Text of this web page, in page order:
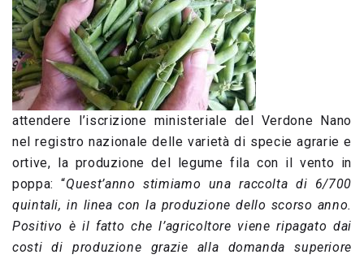
attendere l’iscrizione ministeriale del Verdone Nano
nel registro nazionale delle varietà di specie agrarie e
ortive, la produzione del legume fila con il vento in
poppa: “Quest’anno stimiamo una raccolta di 6/700
quintali, in linea con la produzione dello scorso anno.
Positivo è il fatto che l’agricoltore viene ripagato dai
costi di produzione grazie alla domanda superiore